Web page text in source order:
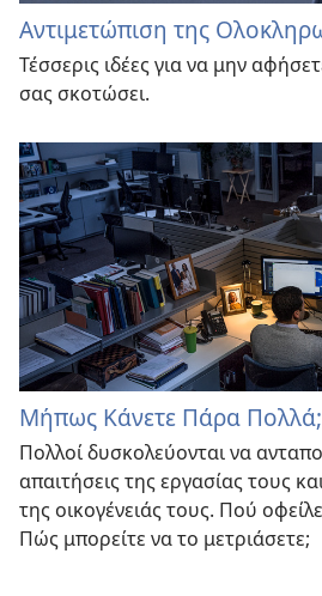
Αντιμετώπιση της
Τέσσερις ιδέες για να μην
σας σκοτώσει.
Μήπως Κάνετε Πάρα Πολλά;
Πολλοί δυσκολεύονται να
απαιτήσεις της εργασίας τους
της οικογένειάς τους. Πού
Πώς μπορείτε να το μετριάσετε;